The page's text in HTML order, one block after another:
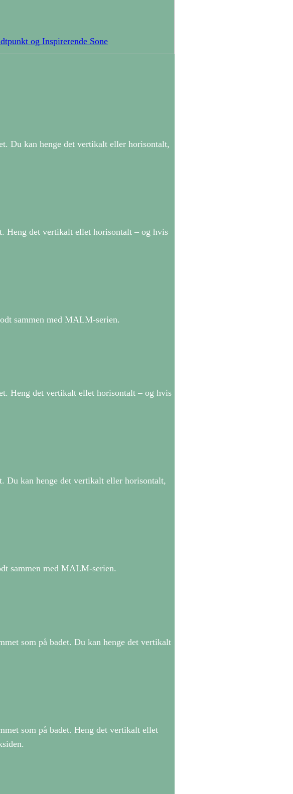
og Inspirerende Sone
Du kan henge det vertikalt eller horisontalt,
Heng det vertikalt ellet horisontalt – og hvis
sammen med MALM-serien.
Heng det vertikalt ellet horisontalt – og hvis
Du kan henge det vertikalt eller horisontalt,
sammen med MALM-serien.
som på badet. Du kan henge det vertikalt
som på badet. Heng det vertikalt ellet